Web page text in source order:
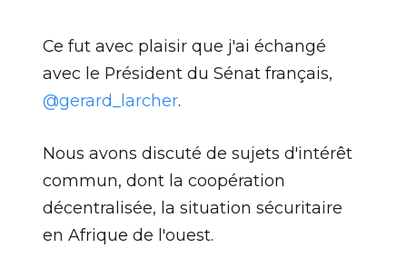
Ce fut avec plaisir que j'ai échangé
avec le Président du Sénat français,
@gerard_larcher.
Nous avons discuté de sujets d'intérêt
commun, dont la coopération
décentralisée, la situation sécuritaire
en Afrique de l'ouest.